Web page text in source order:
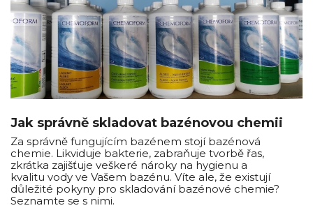
Jak správně skladovat bazénovou chemii
Za správně fungujícím bazénem stojí bazénová
chemie. Likviduje bakterie, zabraňuje tvorbě řas,
zkrátka zajišťuje veškeré nároky na hygienu a
kvalitu vody ve Vašem bazénu. Víte ale, že existují
důležité pokyny pro skladování bazénové chemie?
Seznamte se s nimi.